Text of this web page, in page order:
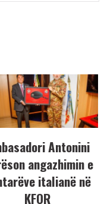
Antonini
angazhimin e
italianë në
KFOR